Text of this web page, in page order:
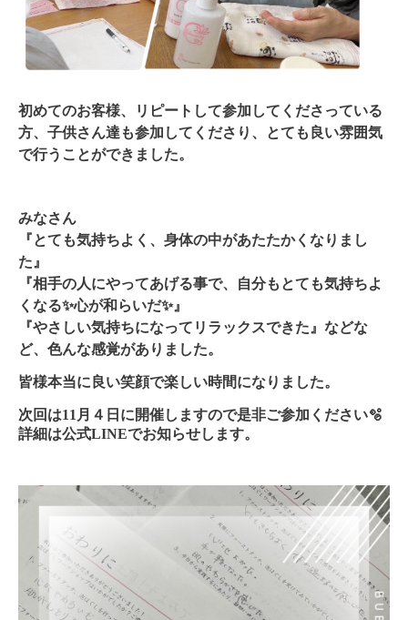
初めてのお客様、リピートして参加してくださっている
方、子供さん達も参加してくださり、とても良い雰囲気
で行うことができました。
みなさん
『とても気持ちよく、身体の中があたたかくなりまし
た』
『相手の人にやってあげる事で、自分もとても気持ちよ
くなる✨心が和らいだ✨』
『やさしい気持ちになってリラックスできた』などな
ど、色んな感覚がありました。
皆様本当に良い笑顔で楽しい時間になりました。
次回は11月４日に開催しますので是非ご参加ください🫧
詳細は公式LINEでお知らせします。